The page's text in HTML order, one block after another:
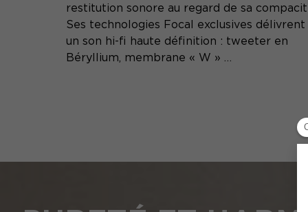
restitution sonore au regard de sa
Ses technologies Focal exclusives délivrent
un son hi-fi haute définition : tweeter en
Béryllium, membrane « W » …